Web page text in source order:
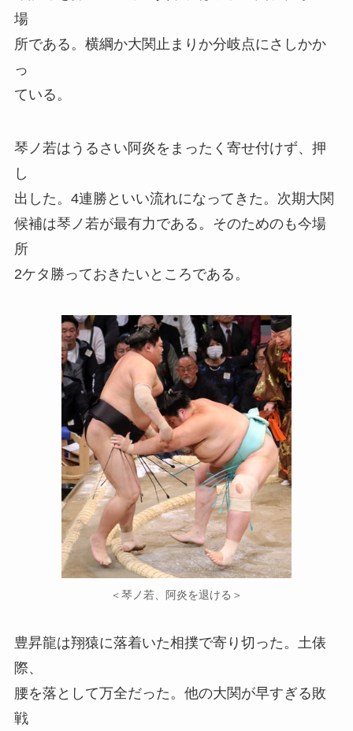
場
所である。横綱か大関止まりか分岐点にさしかか
っ
ている。
琴ノ若はうるさい阿炎をまったく寄せ付けず、押
し
出した。4連勝といい流れになってきた。次期大関
候補は琴ノ若が最有力である。そのためのも今場
所
2ケタ勝っておきたいところである。
＜琴ノ若、阿炎を退ける＞
豊昇龍は翔猿に落着いた相撲で寄り切った。土俵
際、
腰を落として万全だった。他の大関が早すぎる敗
戦